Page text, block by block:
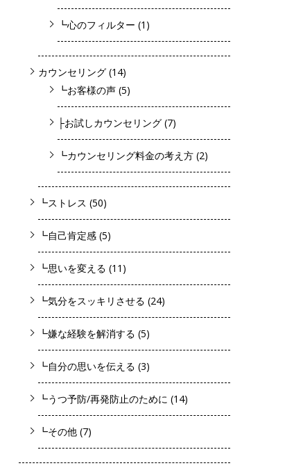
┗心のフィルター (1)
カウンセリング (14)
┗お客様の声 (5)
├お試しカウンセリング (7)
┗カウンセリング料金の考え方 (2)
┗ストレス (50)
┗自己肯定感 (5)
┗思いを変える (11)
┗気分をスッキリさせる (24)
┗嫌な経験を解消する (5)
┗自分の思いを伝える (3)
┗うつ予防/再発防止のために (14)
┗その他 (7)